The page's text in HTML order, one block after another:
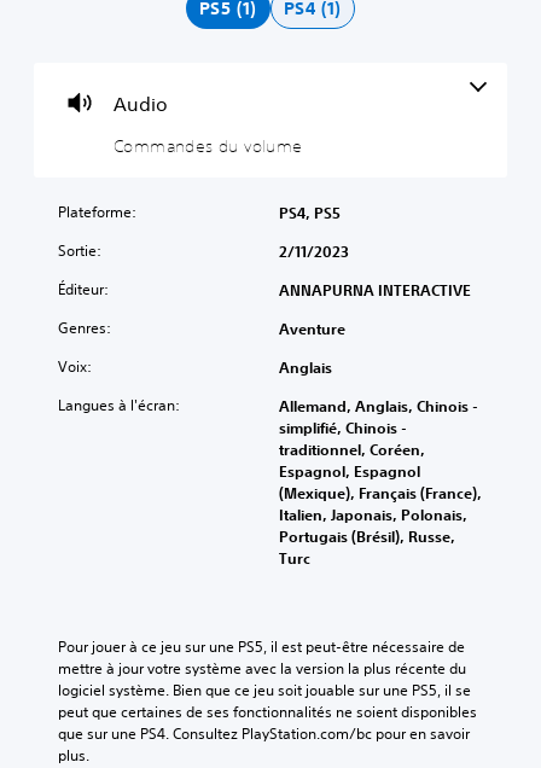
PS5 (1) PS4 (1)
Audio
Commandes du volume
d
v
u
o
i
v
e
r
l
Plateforme: PS4, PS5
Sortie: 2/11/2023
Éditeur: ANNAPURNA INTERACTIVE
Genres: Aventure
Voix: Anglais
Langues à l'écran:
Allemand, Anglais, Chinois -
simplifié, Chinois -
traditionnel, Coréen,
Espagnol, Espagnol
(Mexique), Français (France),
Italien, Japonais, Polonais,
Portugais (Brésil), Russe,
Turc
Pour jouer à ce jeu sur une PS5, il est peut-être nécessaire de
mettre à jour votre système avec la version la plus récente du
logiciel système. Bien que ce jeu soit jouable sur une PS5, il se
peut que certaines de ses fonctionnalités ne soient disponibles
que sur une PS4. Consultez PlayStation.com/bc pour en savoir
plus.